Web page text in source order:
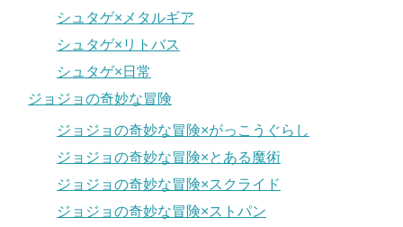
シュタゲ×メタルギア
シュタゲ×リトバス
シュタゲ×日常
ジョジョの奇妙な冒険
ジョジョの奇妙な冒険×がっこうぐらし
ジョジョの奇妙な冒険×とある魔術
ジョジョの奇妙な冒険×スクライド
ジョジョの奇妙な冒険×ストパン